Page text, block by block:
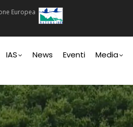
Europea
IAS News Eventi Media